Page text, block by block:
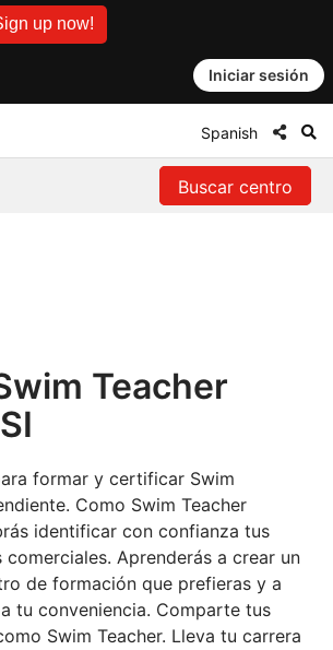
up now!
Iniciar sesión
Spanish
Buscar centro
Teacher
formar y certificar Swim
Como Swim Teacher
identificar con confianza tus
Aprenderás a crear un
de formación que prefieras y a
tu conveniencia. Comparte tus
Swim Teacher. Lleva tu carrera